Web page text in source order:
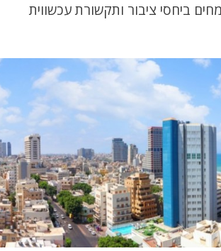
ביחסי ציבור ותקשורת עכשווית